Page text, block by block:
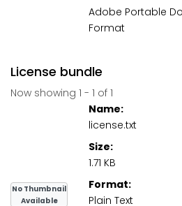
Adobe Portable
Format
License bundle
Now showing 1 - 1 of 1
No Thumbnail
Available
Name:
license.txt
Size:
1.71 KB
Format:
Plain Text